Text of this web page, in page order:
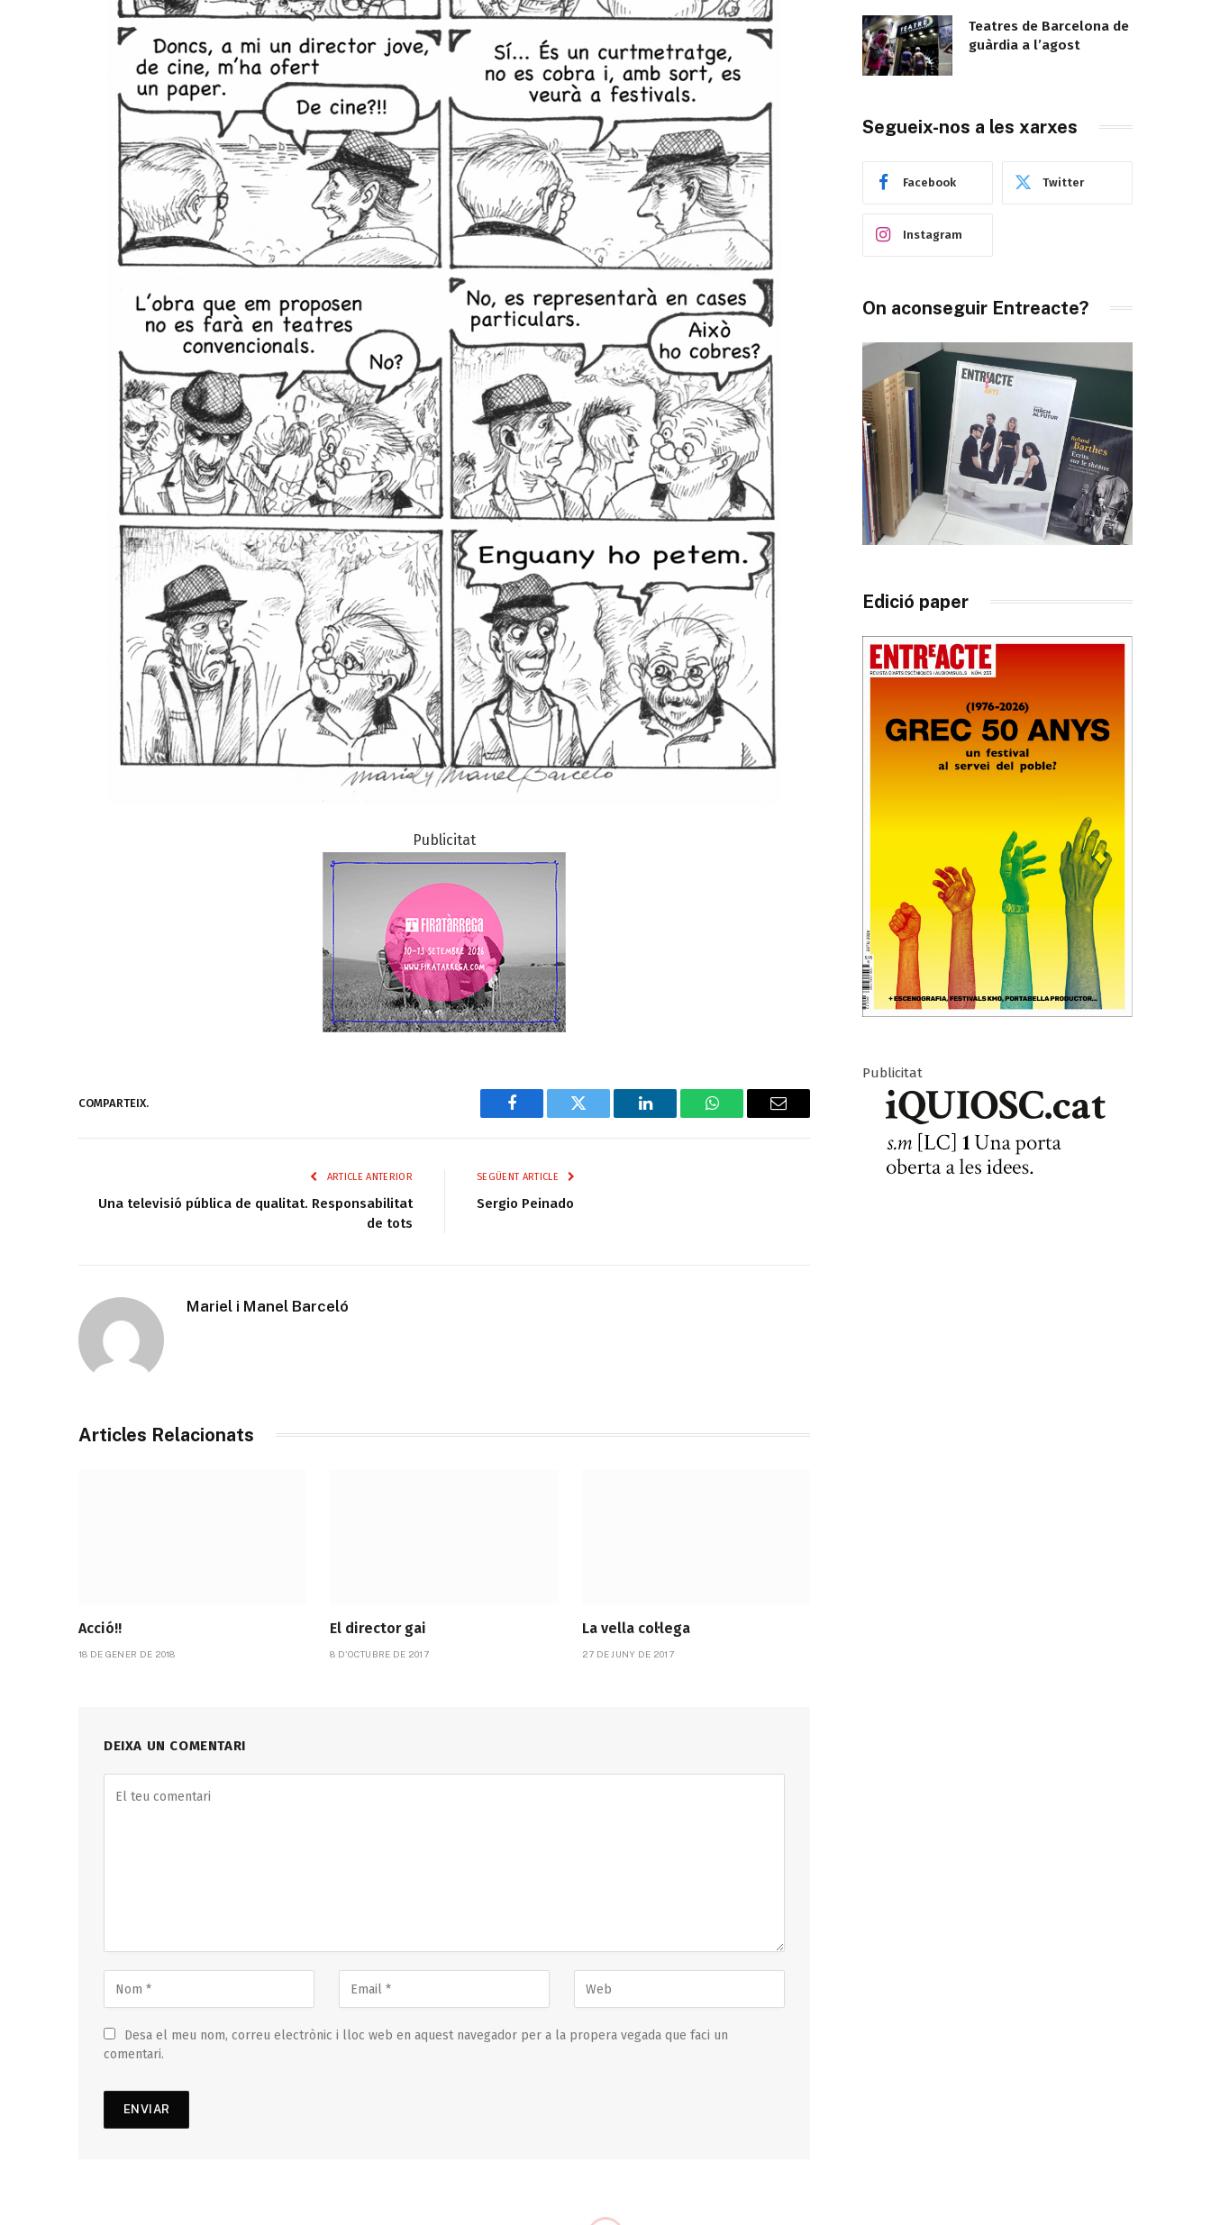
Publicitat
COMPARTEIX.
Facebook Twitter LinkedIn WhatsAppEmail
ARTICLE ANTERIOR
Una televisió pública de qualitat. Responsabilitat
de tots
SEGÜENT ARTICLE
Sergio Peinado
Mariel i Manel Barceló
Articles Relacionats
Acció!!
18 DE GENER DE 2018
El director gai
8 D'OCTUBRE DE 2017
La vella col·lega
27 DE JUNY DE 2017
DEIXA UN COMENTARI
Desa el meu nom, correu electrònic i lloc web en aquest navegador per a la propera vegada que faci un
comentari.
Teatres de Barcelona de
guàrdia a l’agost
Segueix-nos a les xarxes
Facebook Twitter
Instagram
On aconseguir Entreacte?
Edició paper
Publicitat